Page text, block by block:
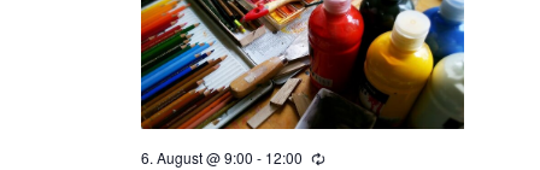
t
u
g
A
n
6. August @ 9:00 - 12:00 Wiederholung